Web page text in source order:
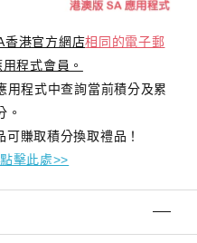
香港官方網店相同的電子郵
程式會員。
用程式中查詢當前積分及累
。
賺取積分換取禮品！
擊此處>>